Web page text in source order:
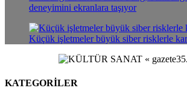
deneyimini ekranlara taşıyor
Küçük işletmeler büyük siber risklerle
KATEGORİLER